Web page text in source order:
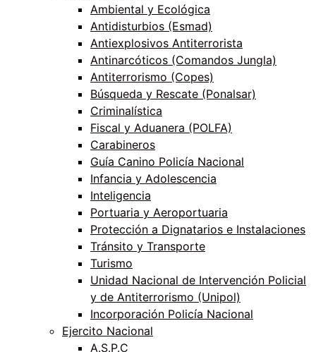
Ambiental y Ecológica
Antidisturbios (Esmad)
Antiexplosivos Antiterrorista
Antinarcóticos (Comandos Jungla)
Antiterrorismo (Copes)
Búsqueda y Rescate (Ponalsar)
Criminalística
Fiscal y Aduanera (POLFA)
Carabineros
Guía Canino Policía Nacional
Infancia y Adolescencia
Inteligencia
Portuaria y Aeroportuaria
Protección a Dignatarios e Instalaciones
Tránsito y Transporte
Turismo
Unidad Nacional de Intervención Policial
y de Antiterrorismo (Unipol)
Incorporación Policía Nacional
Ejercito Nacional
A.S.P.C